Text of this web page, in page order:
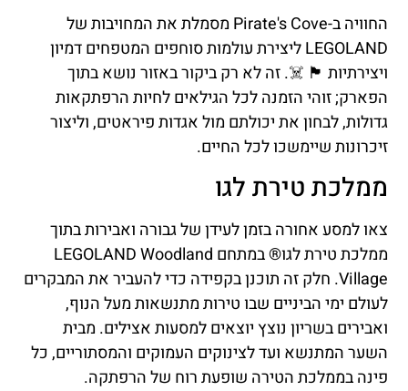
החוויה ב-Pirate's Cove מסמלת את המחויבות של
LEGOLAND ליצירת עולמות סוחפים המטפחים דמיון
ויצירתיות 🏴 ☠️. זה לא רק ביקור באזור נושא בתוך
הפארק; זוהי הזמנה לכל הגילאים לחיות הרפתקאות
גדולות, לבחון את יכולתם מול אגדות פיראטים, וליצור
זיכרונות שיימשכו לכל החיים.
ממלכת טירת לגו
צאו למסע אחורה בזמן לעידן של גבורה ואבירות בתוך
ממלכת טירת לגו® במתחם LEGOLAND Woodland
Village. חלק זה תוכנן בקפידה כדי להעביר את המבקרים
לעולם ימי הביניים שבו טירות מתנשאות מעל הנוף,
ואבירים בשריון נוצץ יוצאים למסעות אצילים. מבית
השער המתנשא ועד לצינוקים העמוקים והמסתוריים, כל
פינה בממלכת הטירה שופעת רוח של הרפתקה.